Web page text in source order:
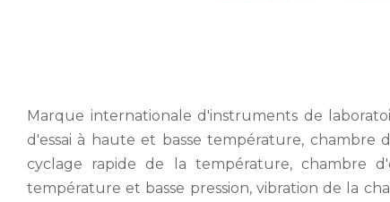
Marque internationale d'instruments de
d'essai à haute et basse température, chambre
cyclage rapide de la température, chambre
température et basse pression, vibration de la